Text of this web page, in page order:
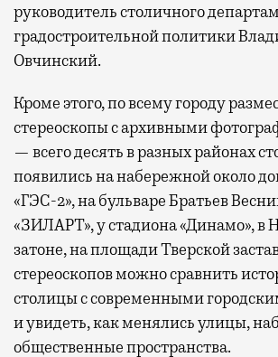
руководитель столичного
градостроительной политики
Овчинский.
Кроме этого, по всему городу
стереоскопы с архивными
— всего десять в разных районах
появились на набережной около
«ГЭС-2», на бульваре Братьев
«ЗИЛАРТ», у стадиона «Динамо», в
затоне, на площади Тверской
стереоскопов можно сравнить
столицы с современными
и увидеть, как менялись улицы,
общественные пространства.